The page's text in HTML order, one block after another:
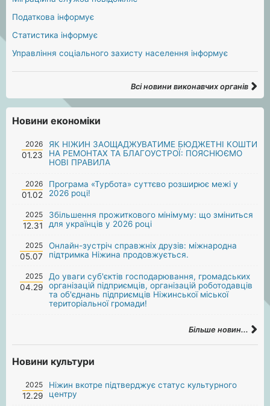
Податкова інформує
Статистика інформує
Управління соціального захисту населення інформує
Всі новини виконавчих органів
Новини економіки
2026
01.23
ЯК НІЖИН ЗАОЩАДЖУВАТИМЕ БЮДЖЕТНІ КОШТИ
НА РЕМОНТАХ ТА БЛАГОУСТРОЇ: ПОЯСНЮЄМО
НОВІ ПРАВИЛА
2026
01.02
Програма «Турбота» суттєво розширює межі у
2026 році!
2025
12.31
Збільшення прожиткового мінімуму: що зміниться
для українців у 2026 році
2025
05.07
Онлайн-зустріч справжніх друзів: міжнародна
підтримка Ніжина продовжується.
2025
04.29
До уваги суб'єктів господарювання, громадських
організацій підприємців, організацій роботодавців
та об'єднань підприємців Ніжинської міської
територіальної громади!
Більше новин...
Новини культури
2025
12.29
Ніжин вкотре підтверджує статус культурного
центру